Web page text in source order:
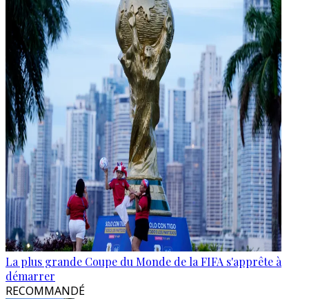
La plus grande Coupe du Monde de la FIFA s'apprête à
démarrer
RECOMMANDÉ